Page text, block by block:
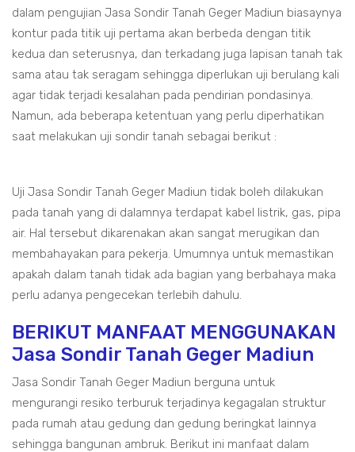
dalam pengujian Jasa Sondir Tanah Geger Madiun biasaynya
kontur pada titik uji pertama akan berbeda dengan titik
kedua dan seterusnya, dan terkadang juga lapisan tanah tak
sama atau tak seragam sehingga diperlukan uji berulang kali
agar tidak terjadi kesalahan pada pendirian pondasinya.
Namun, ada beberapa ketentuan yang perlu diperhatikan
saat melakukan uji sondir tanah sebagai berikut :
Uji Jasa Sondir Tanah Geger Madiun tidak boleh dilakukan
pada tanah yang di dalamnya terdapat kabel listrik, gas, pipa
air. Hal tersebut dikarenakan akan sangat merugikan dan
membahayakan para pekerja. Umumnya untuk memastikan
apakah dalam tanah tidak ada bagian yang berbahaya maka
perlu adanya pengecekan terlebih dahulu.
BERIKUT MANFAAT MENGGUNAKAN
Jasa Sondir Tanah Geger Madiun
Jasa Sondir Tanah Geger Madiun berguna untuk
mengurangi resiko terburuk terjadinya kegagalan struktur
pada rumah atau gedung dan gedung beringkat lainnya
sehingga bangunan ambruk. Berikut ini manfaat dalam